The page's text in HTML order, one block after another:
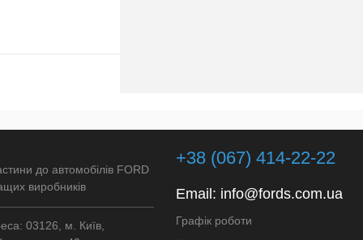
Порівняння
до автомобілів FORD
виробників
03126, м. Київ,
+38 (067) 414-22-22
Email: info@fords.com.ua
Графік роботи